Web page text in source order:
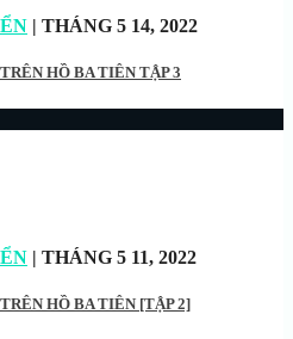
| THÁNG 5 14, 2022
HỒ BA TIÊN TẬP 3
| THÁNG 5 11, 2022
HỒ BA TIÊN [TẬP 2]